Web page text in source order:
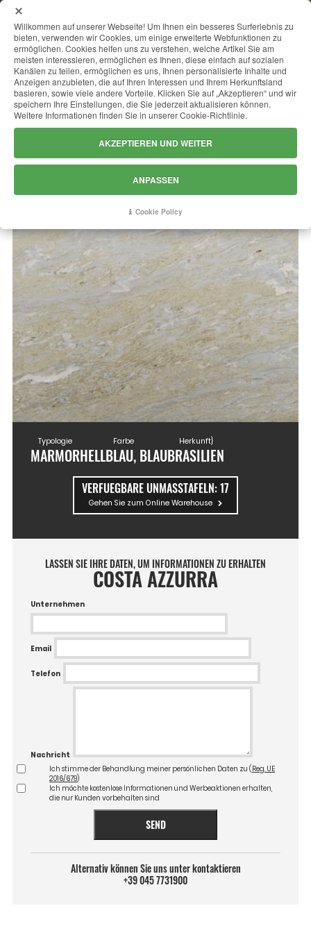
COSTA AZZURRA
Typologie
MARMOR
Farbe
HELLBLAU, BLAU
Herkunft}
BRASILIEN
VERFUEGBARE UNMASSTAFELN:17
Gehen Sie zum Online Warehouse
LASSEN SIE IHRE DATEN, UM INFORMATIONEN ZU ERHALTEN
COSTA AZZURRA
Unternehmen
Email
Telefon
Nachricht
Ich stimme der Behandlung meiner persönlichen Daten zu ( Reg. UE
2016/679)
Ich möchte kostenlose Informationen und Werbeaktionen erhalten,
die nur Kunden vorbehalten sind
SEND
Alternativ können Sie uns unter kontaktieren
+39 045 7731900
Willkommen auf unserer Webseite! Um Ihnen ein besseres Surferlebnis zu
bieten, verwenden wir Cookies, um einige erweiterte Webfunktionen zu
ermöglichen. Cookies helfen uns zu verstehen, welche Artikel Sie am
meisten interessieren, ermöglichen es Ihnen, diese einfach auf sozialen
Kanälen zu teilen, ermöglichen es uns, Ihnen personalisierte Inhalte und
Anzeigen anzubieten, die auf Ihren Interessen und Ihrem Herkunftsland
basieren, sowie viele andere Vorteile. Klicken Sie auf „Akzeptieren“ und wir
speichern Ihre Einstellungen, die Sie jederzeit aktualisieren können.
Weitere Informationen finden Sie in unserer Cookie-Richtlinie.
AKZEPTIEREN UND WEITER
ANPASSEN
Cookie Policy